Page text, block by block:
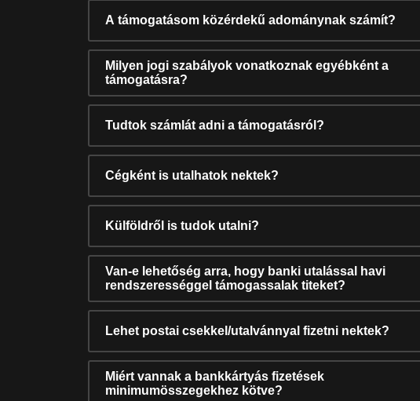
A támogatásom közérdekű adománynak számít?
Milyen jogi szabályok vonatkoznak egyébként a
támogatásra?
Tudtok számlát adni a támogatásról?
Cégként is utalhatok nektek?
Külföldről is tudok utalni?
Van-e lehetőség arra, hogy banki utalással havi
rendszerességgel támogassalak titeket?
Lehet postai csekkel/utalvánnyal fizetni nektek?
Miért vannak a bankkártyás fizetések
minimumösszegekhez kötve?